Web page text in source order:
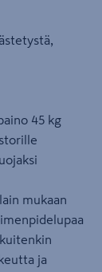
45 kg
mukaan
ja